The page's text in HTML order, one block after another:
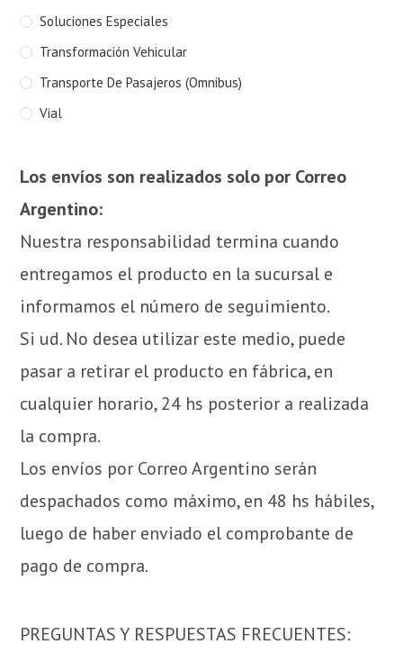
Soluciones Especiales
Transformación Vehicular
Transporte De Pasajeros (Omnibus)
Vial
Los envíos son realizados solo por Correo
Argentino:
Nuestra responsabilidad termina cuando
entregamos el producto en la sucursal e
informamos el número de seguimiento.
Si ud. No desea utilizar este medio, puede
pasar a retirar el producto en fábrica, en
cualquier horario, 24 hs posterior a realizada
la compra.
Los envíos por Correo Argentino serán
despachados como máximo, en 48 hs hábiles,
luego de haber enviado el comprobante de
pago de compra.
PREGUNTAS Y RESPUESTAS FRECUENTES: